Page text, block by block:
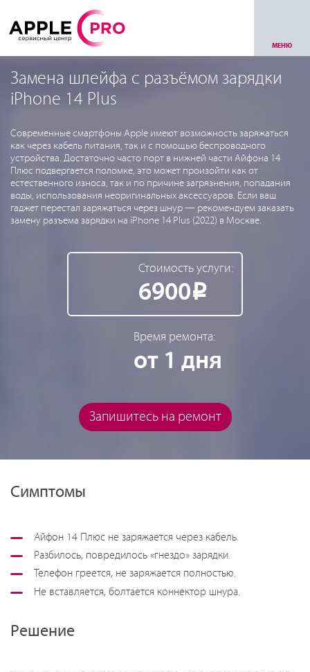
МЕНЮ
Замена шлейфа с разъёмом зарядки
iPhone 14 Plus
Современные смартфоны Apple имеют возможность заряжаться
как через кабель питания, так и с помощью беспроводного
устройства. Достаточно часто порт в нижней части Айфона 14
Плюс подвергается поломке, это может произойти как от
естественного износа, так и по причине загрязнения, попадания
воды, использования неоригинальных аксессуаров. Если ваш
гаджет перестал заряжаться через шнур — рекомендуем заказать
замену разъема зарядки на iPhone 14 Plus (2022) в Москве.
Стоимость услуги:
6900Р
Время ремонта:
от 1 дня
Запишитесь на ремонт
Симптомы
Айфон 14 Плюс не заряжается через кабель.
Разбилось, повредилось «гнездо» зарядки.
Телефон греется, не заряжается полностью.
Не вставляется, болтается коннектор шнура.
Решение